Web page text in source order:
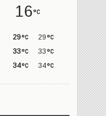
16
29
29
33
33
34
34